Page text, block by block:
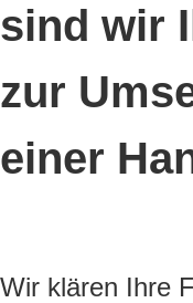
sind wir
zur
einer
Wir klären Ihre